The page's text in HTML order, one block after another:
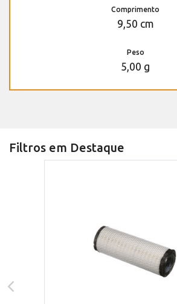
Comprimento
9,50 cm
Peso
5,00 g
Filtros em Destaque